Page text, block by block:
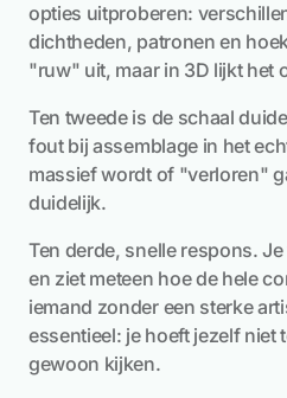
opties uitproberen:
dichtheden, patronen en
"ruw" uit, maar in 3D lijkt het
Ten tweede is de schaal
fout bij assemblage in het
massief wordt of "verloren"
duidelijk.
Ten derde, snelle respons.
en ziet meteen hoe de hele
iemand zonder een sterke
essentieel: je hoeft jezelf
gewoon kijken.